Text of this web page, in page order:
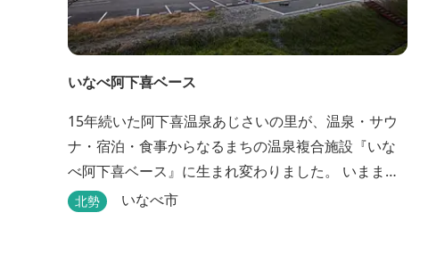
いなべ阿下喜ベース
15年続いた阿下喜温泉あじさいの里が、温泉・サウ
ナ・宿泊・食事からなるまちの温泉複合施設『いな
べ阿下喜ベース』に生まれ変わりました。 いままで
阿下喜温泉に通っていた地元の方も、市外からいな
北勢 いなべ市